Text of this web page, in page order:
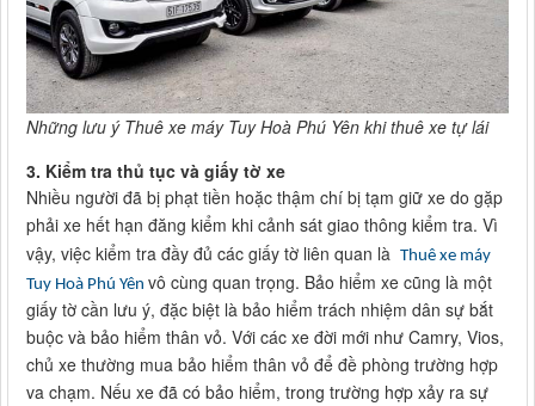
Những lưu ý Thuê xe máy Tuy Hoà Phú Yên khi thuê xe tự lái
3. Kiểm tra thủ tục và giấy tờ xe
Nhiều người đã bị phạt tiền hoặc thậm chí bị tạm giữ xe do gặp
phải xe hết hạn đăng kiểm khi cảnh sát giao thông kiểm tra. Vì
vậy, việc kiểm tra đầy đủ các giấy tờ liên quan là Thuê xe máy
Tuy Hoà Phú Yên vô cùng quan trọng. Bảo hiểm xe cũng là một
giấy tờ cần lưu ý, đặc biệt là bảo hiểm trách nhiệm dân sự bắt
buộc và bảo hiểm thân vỏ. Với các xe đời mới như Camry, Vios,
chủ xe thường mua bảo hiểm thân vỏ để đề phòng trường hợp
va chạm. Nếu xe đã có bảo hiểm, trong trường hợp xảy ra sự